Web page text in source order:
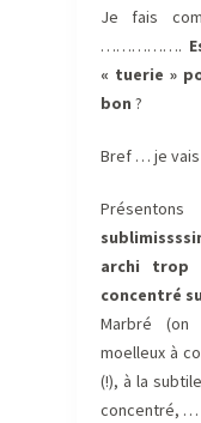
Je fais
…………….
« tuerie »
bon ?
Bref … je
archi
concentré
Marbré (on
moelleux à
(!), à la
concentré, …